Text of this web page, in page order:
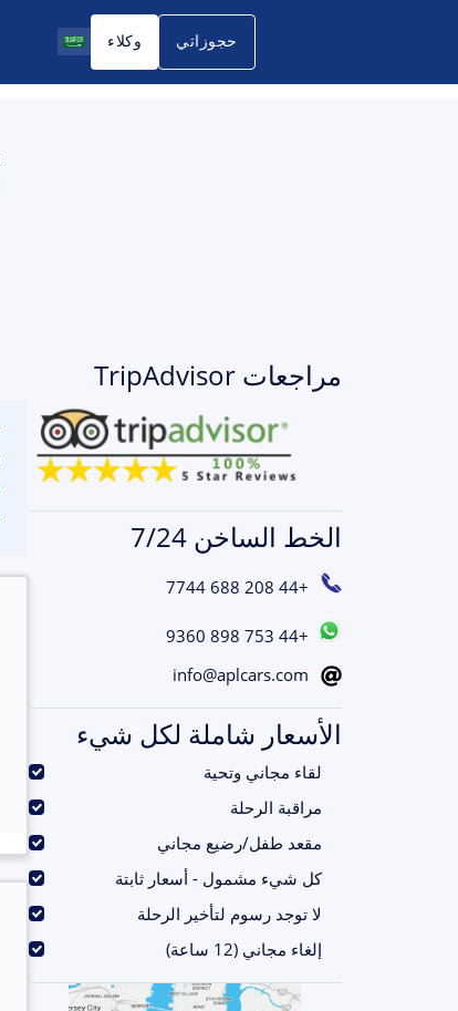
وكلاء حجوزاتي
مراجعات TripAdvisor
الخط الساخن 7/24
+44 208 688 7744
+44 753 898 9360
info@aplcars.com
الأسعار شاملة لكل شيء
لقاء مجاني وتحية
مراقبة الرحلة
مقعد طفل/رضيع مجاني
كل شيء مشمول - أسعار ثابتة
لا توجد رسوم لتأخير الرحلة
إلغاء مجاني (12 ساعة)